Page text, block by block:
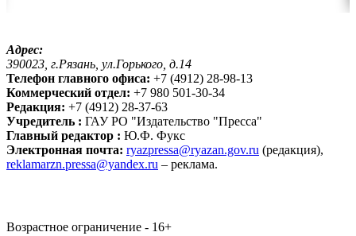
Адрес:
390023, г.Рязань, ул.Горького, д.14
Телефон главного офиса: +7 (4912) 28-98-13
Коммерческий отдел: +7 980 501-30-34
Редакция: +7 (4912) 28-37-63
Учредитель : ГАУ РО "Издательство "Пресса"
Главный редактор : Ю.Ф. Фукс
Электронная почта: ryazpressa@ryazan.gov.ru (редакция),
reklamarzn.pressa@yandex.ru – реклама.
Возрастное ограничение - 16+